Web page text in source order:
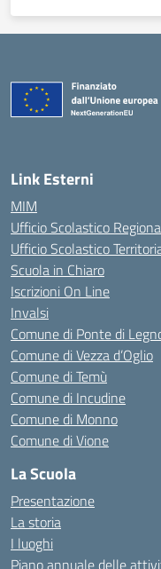
Link Esterni
MIM
Ufficio Scolastico
Ufficio Scolastico
Scuola in Chiaro
Iscrizioni On Line
Invalsi
Comune di Ponte di
Comune di Vezza d’Oglio
Comune di Temù
Comune di Incudine
Comune di Monno
Comune di Vione
La Scuola
Presentazione
La storia
I luoghi
Piano annuale delle